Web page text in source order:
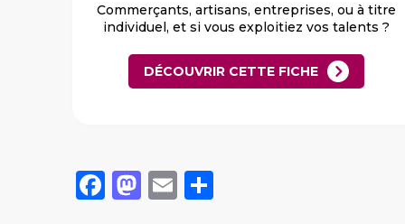
Commerçants, artisans, entreprises, ou à titre
individuel, et si vous exploitiez vos talents ?
DÉCOUVRIR CETTE FICHE
Facebook
Mastodon
Email